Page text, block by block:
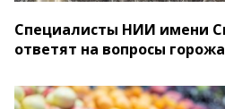
Специалисты НИИ имени
ответят на вопросы